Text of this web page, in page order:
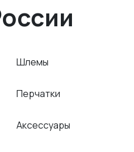
Шлемы
Перчатки
Аксессуары